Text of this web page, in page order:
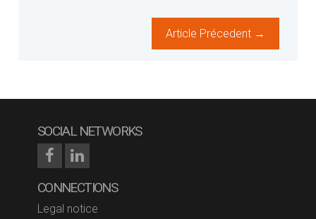
Article Précedent →
SOCIAL NETWORKS
CONNECTIONS
Legal notice